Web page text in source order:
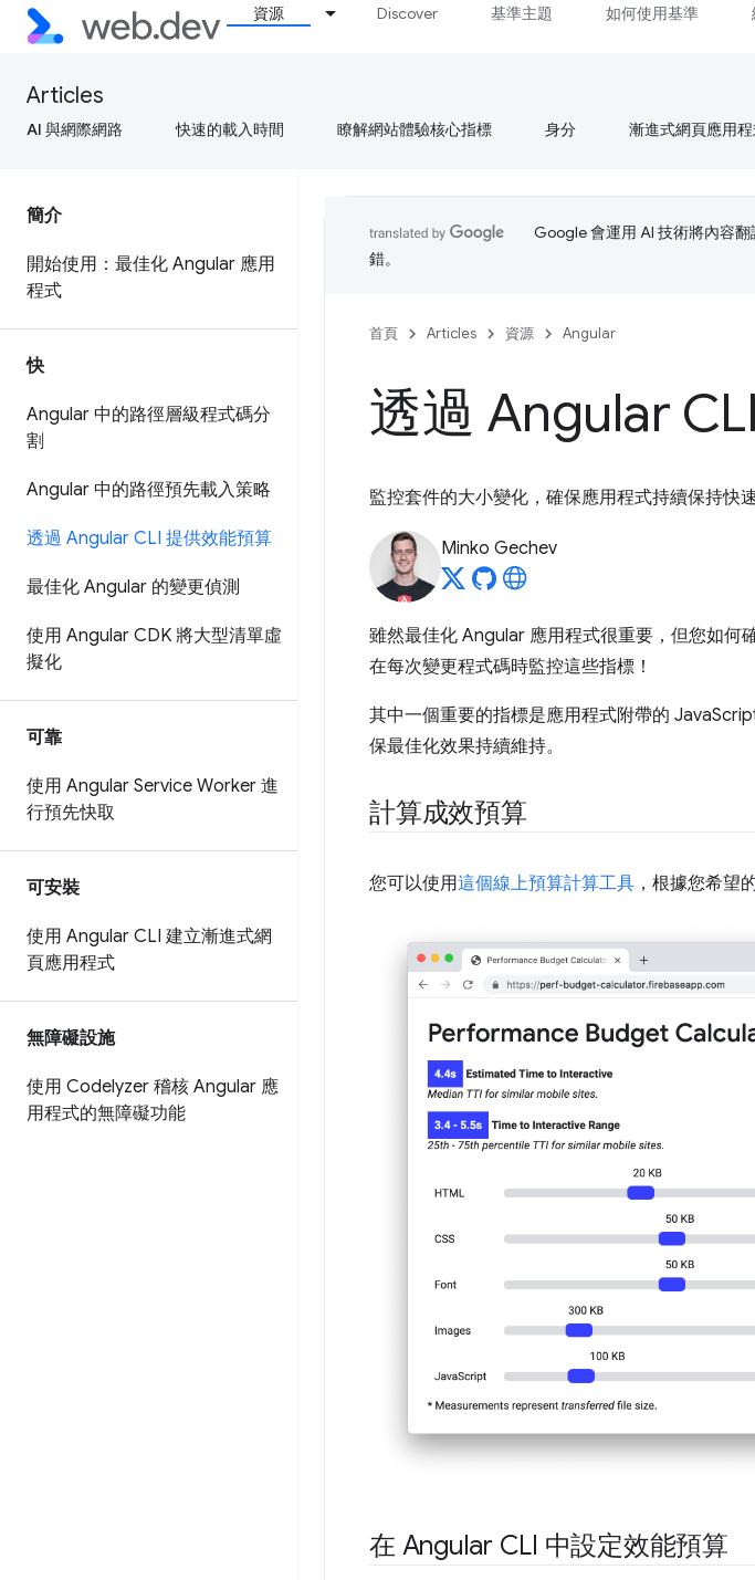
資源 Discover 基準主題 如何使用基準
Articles
AI 與網際網路 快速的載入時間 瞭解網站體驗核心指標 身分 漸進式網頁應用
簡介
開始使用：最佳化 Angular 應用
程式
快
Angular 中的路徑層級程式碼分
割
Angular 中的路徑預先載入策略
透過 Angular CLI 提供效能預算
最佳化 Angular 的變更偵測
使用 Angular CDK 將大型清單虛
擬化
可靠
使用 Angular Service Worker 進
行預先快取
可安裝
使用 Angular CLI 建立漸進式網
頁應用程式
無障礙設施
使用 Codelyzer 稽核 Angular 應
用程式的無障礙功能
Google 會運用 AI 技術將內容
錯。
首頁 Articles 資源 Angular
透過 Angular
監控套件的大小變化，確保應用程式持續保持快速
Minko Gechev
雖然最佳化 Angular 應用程式很重要，但您如何
在每次變更程式碼時監控這些指標！
其中一個重要的指標是應用程式附帶的
保最佳化效果持續維持。
計算成效預算
您可以使用這個線上預算計算工具 ，根據您希望
在 Angular CLI 中設定效能預算